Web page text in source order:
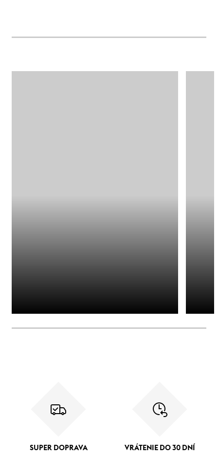
SUPER DOPRAVA VRÁTENIE DO 30 DNÍ